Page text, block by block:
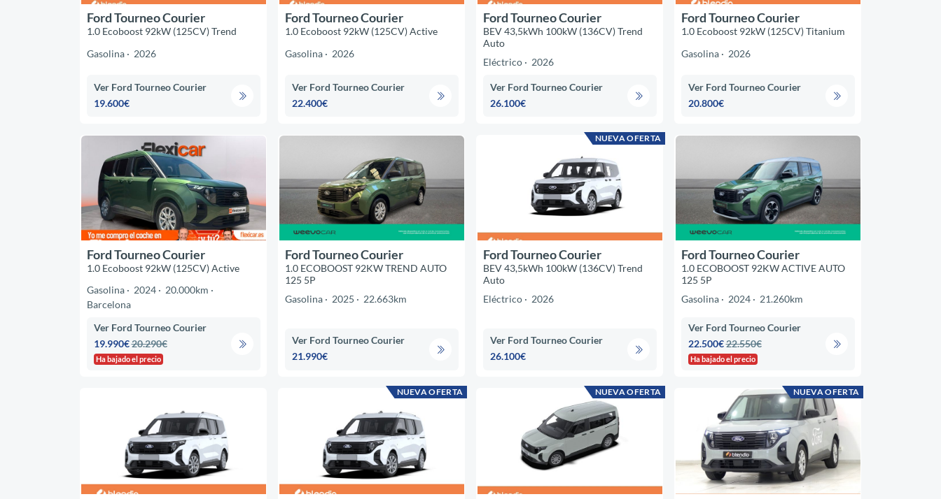
Ford Tourneo Courier
1.0 Ecoboost 92kW (125CV) Trend
Gasolina
2026
Ver Ford Tourneo Courier
19.600€
Ford Tourneo Courier
1.0 Ecoboost 92kW (125CV) Active
Gasolina
2026
Ver Ford Tourneo Courier
22.400€
Ford Tourneo Courier
BEV 43,5kWh 100kW (136CV) Trend
Auto
Eléctrico
2026
Ver Ford Tourneo Courier
26.100€
Ford Tourneo Courier
1.0 Ecoboost 92kW (125CV) Titanium
Gasolina
2026
Ver Ford Tourneo Courier
20.800€
Ford Tourneo Courier
1.0 Ecoboost 92kW (125CV) Active
Gasolina
2024
20.000km
Barcelona
Ver Ford Tourneo Courier
19.990€20.290€
Ha bajado el precio
Ford Tourneo Courier
1.0 ECOBOOST 92KW TREND AUTO
125 5P
Gasolina
2025 22.663km
Ver Ford Tourneo Courier
21.990€
NUEVA OFERTA
Ford Tourneo Courier
BEV 43,5kWh 100kW (136CV) Trend
Auto
Eléctrico
2026
Ver Ford Tourneo Courier
26.100€
Ford Tourneo Courier
1.0 ECOBOOST 92KW ACTIVE AUTO
125 5P
Gasolina
2024 21.260km
Ver Ford Tourneo Courier
22.500€22.550€
Ha bajado el precio
NUEVA OFERTA NUEVA OFERTA NUEVA OFERTA